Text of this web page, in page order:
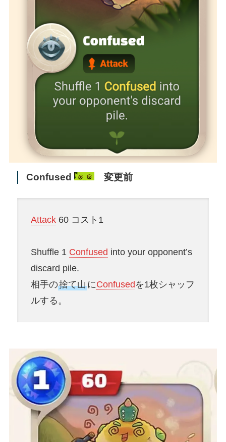
Confused 変更前
Attack60 コスト1
Shuffle 1 Confused into your opponent’s
discard pile.
相手の捨て山にConfusedを1枚シャッフ
ルする。